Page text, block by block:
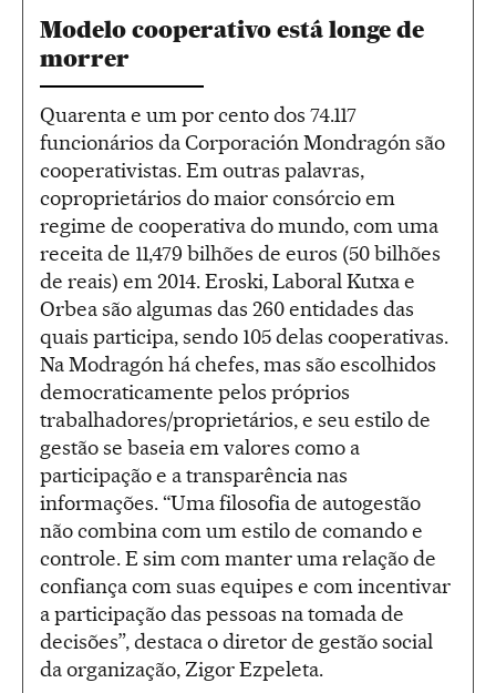
Modelo cooperativo está longe de
morrer
Quarenta e um por cento dos 74.117
funcionários da Corporación Mondragón são
cooperativistas. Em outras palavras,
coproprietários do maior consórcio em
regime de cooperativa do mundo, com uma
receita de 11,479 bilhões de euros (50 bilhões
de reais) em 2014. Eroski, Laboral Kutxa e
Orbea são algumas das 260 entidades das
quais participa, sendo 105 delas cooperativas.
Na Modragón há chefes, mas são escolhidos
democraticamente pelos próprios
trabalhadores/proprietários, e seu estilo de
gestão se baseia em valores como a
participação e a transparência nas
informações. “Uma filosofia de autogestão
não combina com um estilo de comando e
controle. E sim com manter uma relação de
confiança com suas equipes e com incentivar
a participação das pessoas na tomada de
decisões”, destaca o diretor de gestão social
da organização, Zigor Ezpeleta.